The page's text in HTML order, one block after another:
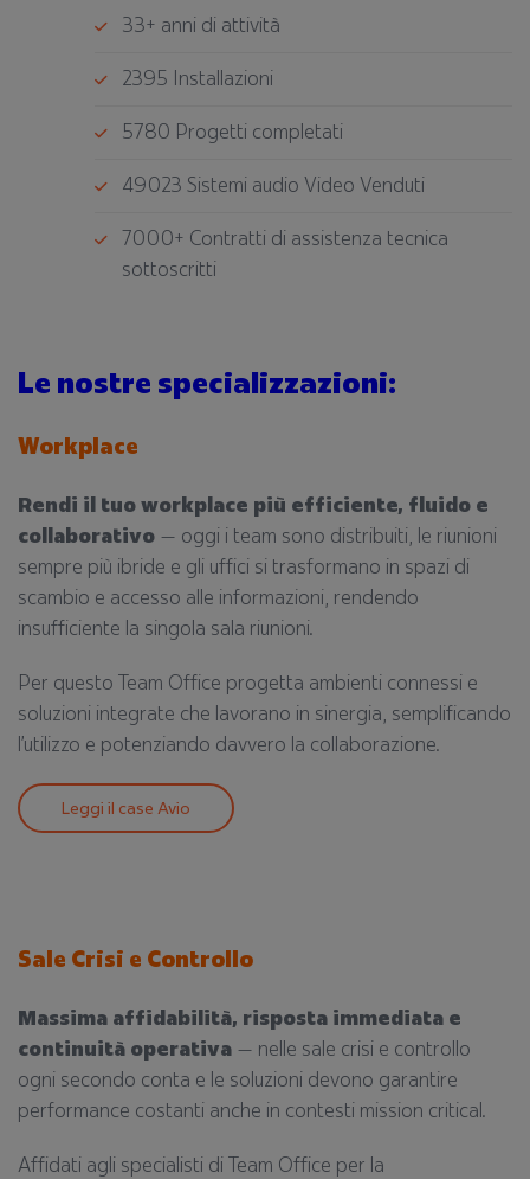
33+ anni di attività
2395 Installazioni
5780 Progetti completati
49023 Sistemi audio Video Venduti
7000+ Contratti di assistenza tecnica
sottoscritti
Le nostre specializzazioni:
Workplace
Rendi il tuo workplace più efficiente, fluido e
collaborativo — oggi i team sono distribuiti, le riunioni
sempre più ibride e gli uffici si trasformano in spazi di
scambio e accesso alle informazioni, rendendo
insufficiente la singola sala riunioni.
Per questo Team Office progetta ambienti connessi e
soluzioni integrate che lavorano in sinergia, semplificando
l’utilizzo e potenziando davvero la collaborazione.
Leggi il case Avio
Sale Crisi e Controllo
Massima affidabilità, risposta immediata e
continuità operativa — nelle sale crisi e controllo
ogni secondo conta e le soluzioni devono garantire
performance costanti anche in contesti mission critical.
Affidati agli specialisti di Team Office per la